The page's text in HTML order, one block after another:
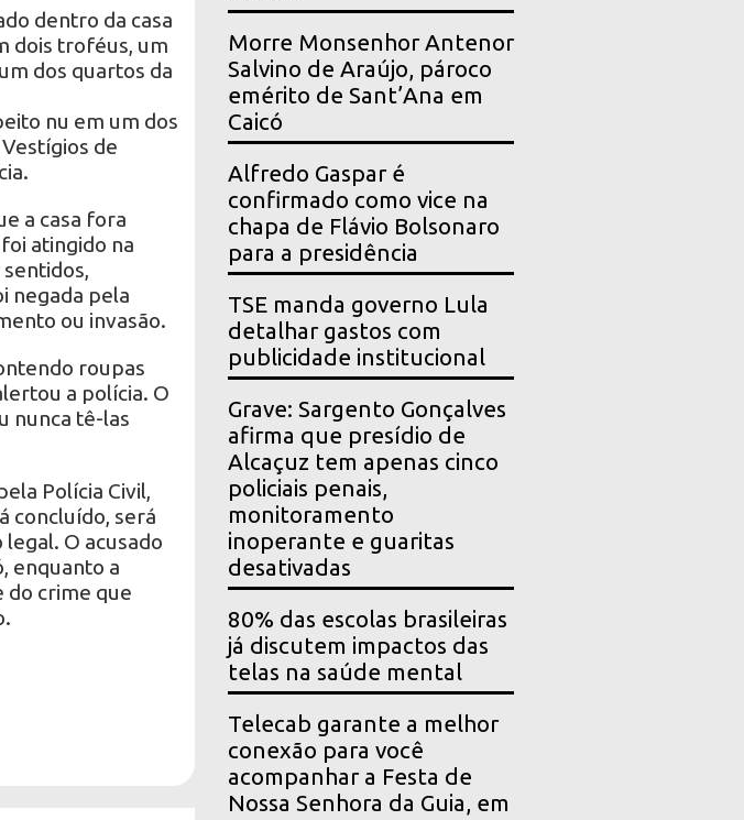
dentro da casa
dois troféus, um
dos quartos da
nu em um dos
de
a casa fora
atingido na
negada pela
ou invasão.
roupas
a polícia. O
nunca tê-las
Polícia Civil,
concluído, será
O acusado
enquanto a
do crime que
Morre Monsenhor Antenor
Salvino de Araújo, pároco
emérito de Sant’Ana em
Caicó
Alfredo Gaspar é
confirmado como vice na
chapa de Flávio Bolsonaro
para a presidência
TSE manda governo Lula
detalhar gastos com
publicidade institucional
Grave: Sargento Gonçalves
afirma que presídio de
Alcaçuz tem apenas cinco
policiais penais,
monitoramento
inoperante e guaritas
desativadas
80% das escolas brasileiras
já discutem impactos das
telas na saúde mental
Telecab garante a melhor
conexão para você
acompanhar a Festa de
Nossa Senhora da Guia, em